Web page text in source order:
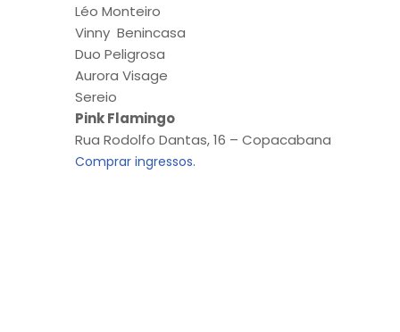
Léo Monteiro
Vinny Benincasa
Duo Peligrosa
Aurora Visage
Sereio
Pink Flamingo
Rua Rodolfo Dantas, 16 – Copacabana
Comprar ingressos.